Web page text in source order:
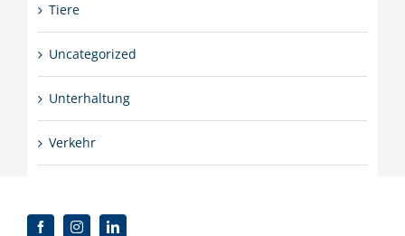
Tiere
Uncategorized
Unterhaltung
Verkehr